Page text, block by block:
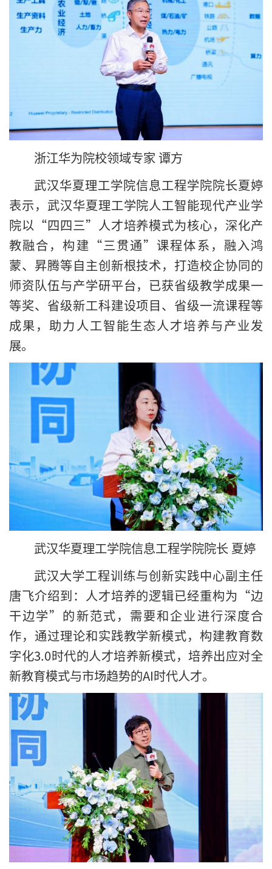
浙江华为院校领域专家 谭方
武汉华夏理工学院信息工程学院院长夏婷
表示，武汉华夏理工学院人工智能现代产业学
院以“四四三”人才培养模式为核心，深化产
教融合，构建“三贯通”课程体系，融入鸿
蒙、昇腾等自主创新根技术，打造校企协同的
师资队伍与产学研平台，已获省级教学成果一
等奖、省级新工科建设项目、省级一流课程等
成果，助力人工智能生态人才培养与产业发
展。
武汉华夏理工学院信息工程学院院长 夏婷
武汉大学工程训练与创新实践中心副主任
唐飞介绍到：人才培养的逻辑已经重构为“边
干边学”的新范式，需要和企业进行深度合
作，通过理论和实践教学新模式，构建教育数
字化3.0时代的人才培养新模式，培养出应对全
新教育模式与市场趋势的AI时代人才。